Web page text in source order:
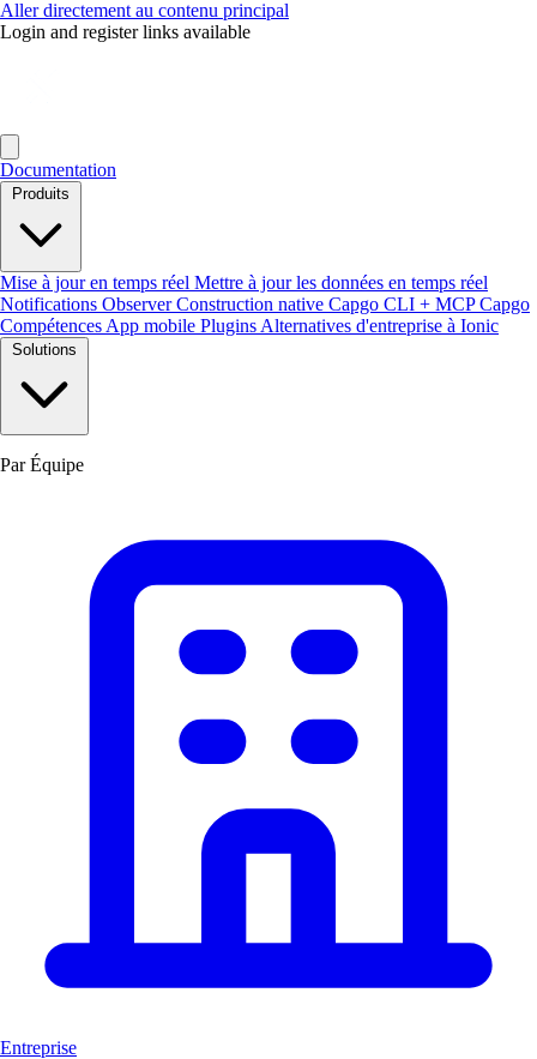
Aller directement au contenu principal
Login and register links available
Documentation
Produits
Mise à jour en temps réel Mettre à jour les données en temps réel
Notifications ObserverConstruction native Capgo CLI + MCPCapgo
Compétences App mobile Plugins Alternatives d'entreprise à Ionic
Solutions
Par Équipe
Entreprise